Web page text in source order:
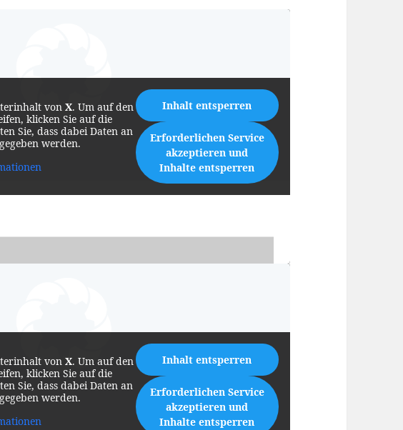
vonX. Um auf den
klicken Sie auf die
Sie, dass dabei Daten an
werden.
Inhalt entsperren
Erforderlichen Service
akzeptieren und
Inhalte entsperren
vonX. Um auf den
klicken Sie auf die
Sie, dass dabei Daten an
werden.
Inhalt entsperren
Erforderlichen Service
akzeptieren und
Inhalte entsperren